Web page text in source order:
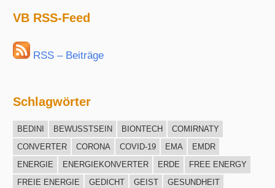
VB RSS-Feed
RSS – Beiträge
Schlagwörter
BEDINI BEWUSSTSEIN BIONTECH
COMIRNATY
CONVERTER
CORONA COVID-19 EMA
EMDR
ENERGIE
ENERGIEKONVERTER ERDE
FREE ENERGY
FREIE ENERGIE
GEDICHT GEIST
GESUNDHEIT